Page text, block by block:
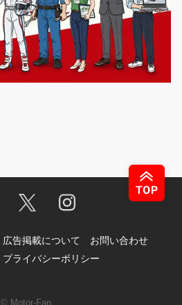
広告掲載について
お問い合わせ
プライバシーポリシー
© Motor-Fan.